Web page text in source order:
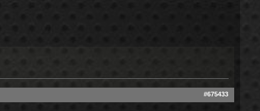
#675433